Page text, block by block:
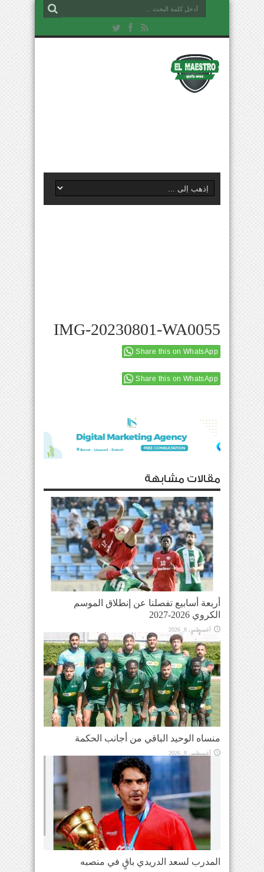
IMG-20230801-WA0055
Share this on WhatsApp
Share this on WhatsApp
مقالات مشابهة
أربعة أسابيع تفصلنا عن إنطلاق الموسم
الكروي 2026-2027
أغسطس 8, 2026
منساه الوحيد الباقي من أجانب الحكمة
أغسطس 8, 2026
المدرب لسعد الدريدي باقٍ في منصبه